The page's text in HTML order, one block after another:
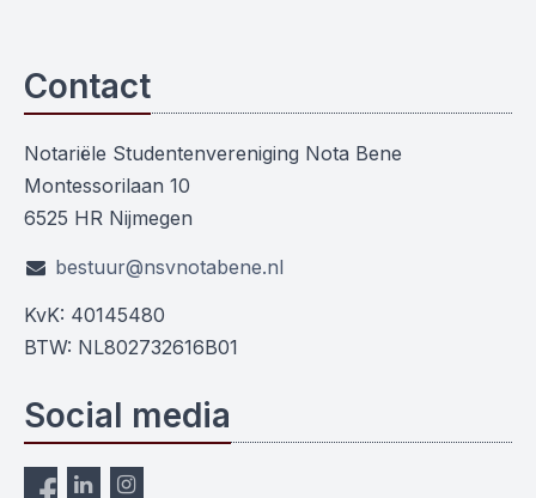
Contact
Notariële Studentenvereniging Nota Bene
Montessorilaan 10
6525 HR Nijmegen
bestuur@nsvnotabene.nl
KvK: 40145480
BTW: NL802732616B01
Social media